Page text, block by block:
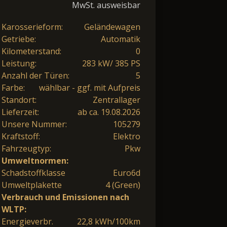
MwSt. ausweisbar
Karosserieform:
Geländewagen
Getriebe:
Automatik
Kilometerstand:
0
Leistung:
283 kW/ 385 PS
Anzahl der Türen:
5
Farbe:
wählbar - ggf. mit Aufpreis
Standort:
Zentrallager
Lieferzeit:
ab ca. 19.08.2026
Unsere Nummer:
105279
Kraftstoff:
Elektro
Fahrzeugtyp:
Pkw
Umweltnormen:
Schadstoffklasse
Euro6d
Umweltplakette
4 (Green)
Verbrauch und Emissionen nach
WLTP:
Energieverbr.
22,8 kWh/100km